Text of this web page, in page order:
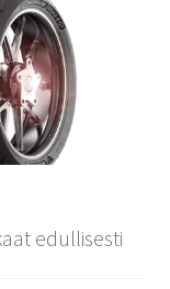
edullisesti